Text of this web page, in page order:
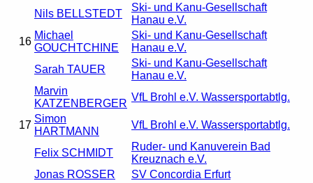
16
Nils BELLSTEDT
Ski- und Kanu-Gesellschaft
Hanau e.V.
Michael
GOUCHTCHINE
Ski- und Kanu-Gesellschaft
Hanau e.V.
Sarah TAUER
Ski- und Kanu-Gesellschaft
Hanau e.V.
17
Marvin
KATZENBERGER
VfL Brohl e.V. Wassersportabtlg.
Simon
HARTMANN
VfL Brohl e.V. Wassersportabtlg.
Felix SCHMIDT
Ruder- und Kanuverein Bad
Kreuznach e.V.
Jonas ROSSER
SV Concordia Erfurt